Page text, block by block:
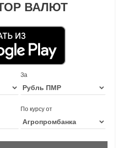
ВАЛЮТ
За
По курсу от